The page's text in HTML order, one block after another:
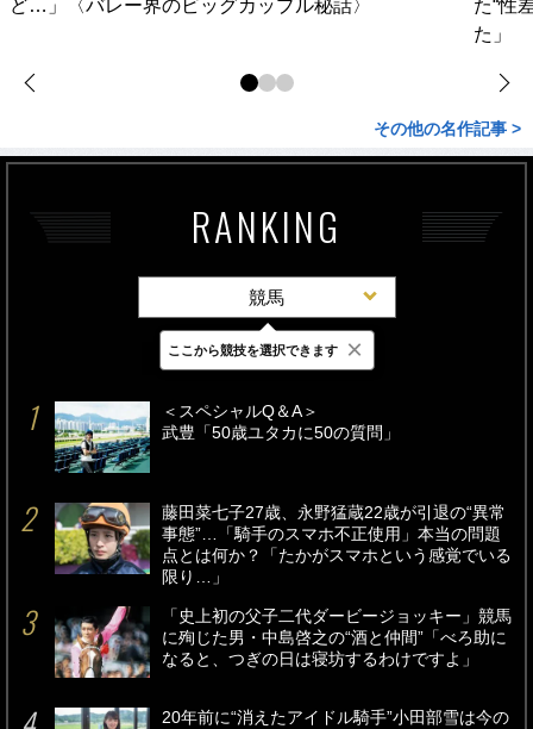
ど…」〈バレー界のビッグカップル秘話〉
た“性
た」
その他の名作記事 >
RANKING
競馬
最新 24時間 週間
＜スペシャルQ＆A＞
武豊「50歳ユタカに50の質問」
藤田菜七子27歳、永野猛蔵22歳が引退の“異常
事態”…「騎手のスマホ不正使用」本当の問題
点とは何か？「たかがスマホという感覚でいる
限り…」
「史上初の父子二代ダービージョッキー」競馬
に殉じた男・中島啓之の“酒と仲間”「べろ助に
なると、つぎの日は寝坊するわけですよ」
20年前に“消えたアイドル騎手”小田部雪は今の
ここから競技を選択できます ×